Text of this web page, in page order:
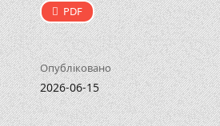
PDF
Опубліковано
2026-06-15